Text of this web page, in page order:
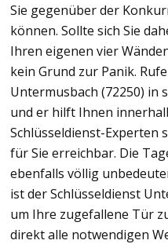
Sie gegenüber der
können. Sollte sich Sie
Ihren eigenen vier
kein Grund zur Panik.
Untermusbach (72250) in
und er hilft Ihnen
Schlüsseldienst-Experten
für Sie erreichbar. Die
ebenfalls völlig
ist der Schlüsseldienst
um Ihre zugefallene Tür
direkt alle notwendigen